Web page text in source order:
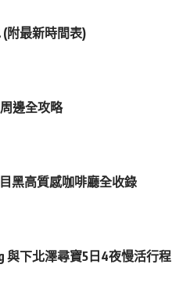
附最新時間表)
邊全攻略
黑高質感咖啡廳全收錄
與下北澤尋寶5日4夜慢活行程